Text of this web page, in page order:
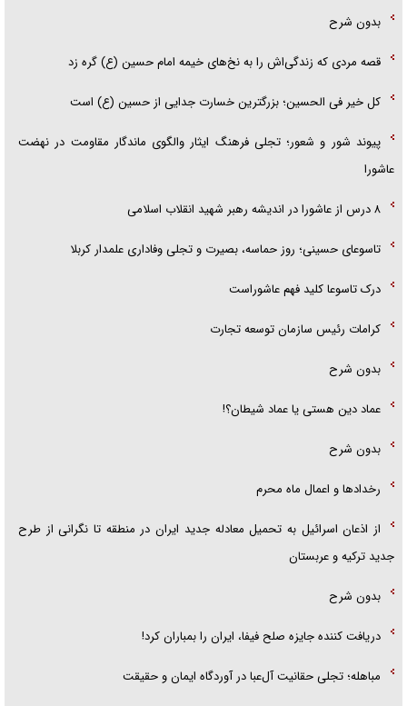
بدون شرح
قصه مردی که زندگی‌اش را به نخ‌های خیمه امام حسین (ع) گره زد
کل خیر فی الحسین؛ بزرگترین خسارت جدایی از حسین (ع) است
پیوند شور و شعور؛ تجلی فرهنگ ایثار والگوی ماندگار مقاومت در نهضت
عاشورا
۸ درس از عاشورا در اندیشه رهبر شهید انقلاب اسلامی
تاسوعای حسینی؛ روز حماسه، بصیرت و تجلی وفاداری علمدار کربلا
درک تاسوعا کلید فهم عاشوراست
کرامات رئیس سازمان توسعه تجارت
بدون شرح
عماد دین هستی یا عماد شیطان؟!
بدون شرح
رخداد‌ها و اعمال ماه محرم
از اذعان اسرائیل به تحمیل معادله جدید ایران در منطقه تا نگرانی از طرح
جدید ترکیه و عربستان
بدون شرح
دریافت کننده جایزه صلح فیفا، ایران را بمباران کرد!
مباهله؛ تجلی حقانیت آل‌عبا در آوردگاه ایمان و حقیقت